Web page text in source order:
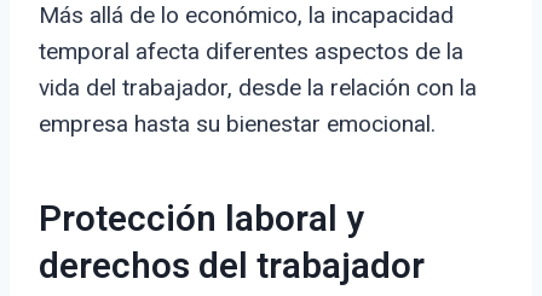
Más allá de lo económico, la incapacidad
temporal afecta diferentes aspectos de la
vida del trabajador, desde la relación con la
empresa hasta su bienestar emocional.
Protección laboral y
derechos del trabajador